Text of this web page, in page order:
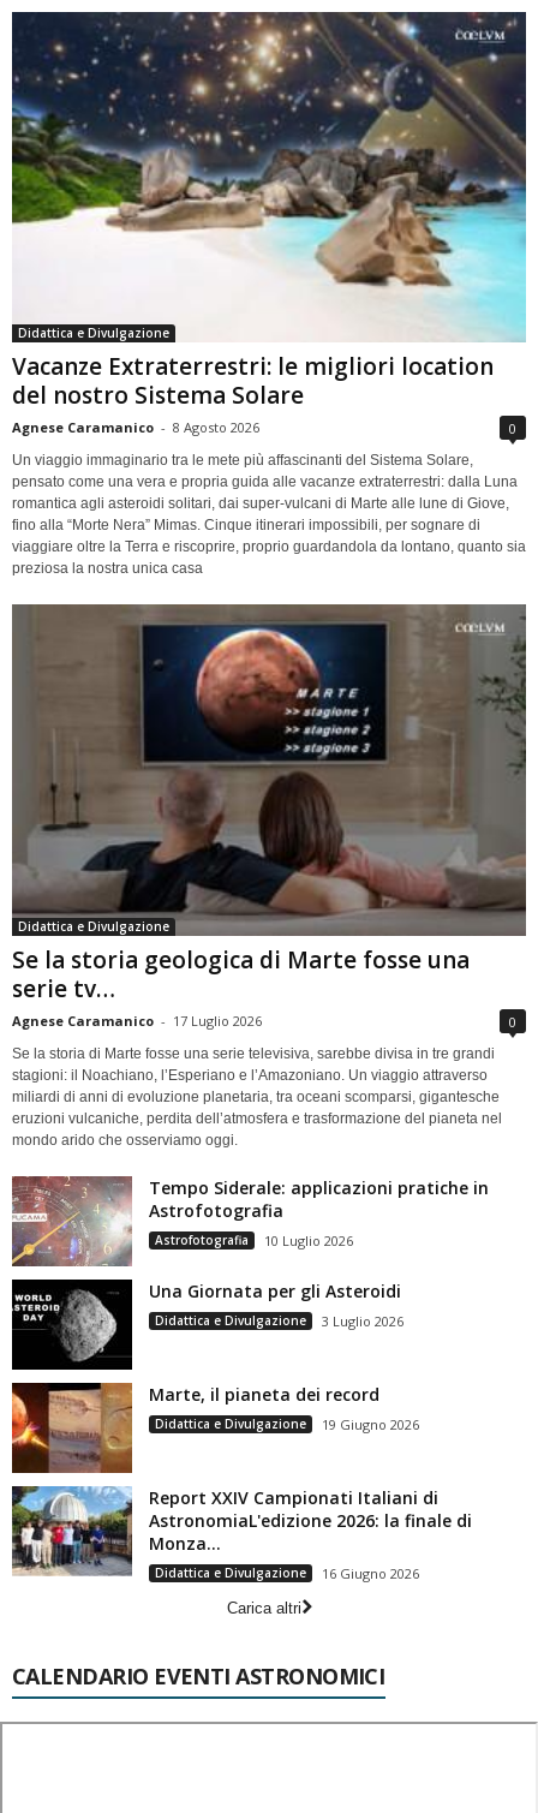
Didattica e Divulgazione
Vacanze Extraterrestri: le migliori location
del nostro Sistema Solare
Agnese Caramanico - 8 Agosto 2026 0
Un viaggio immaginario tra le mete più affascinanti del Sistema Solare,
pensato come una vera e propria guida alle vacanze extraterrestri: dalla Luna
romantica agli asteroidi solitari, dai super-vulcani di Marte alle lune di Giove,
fino alla “Morte Nera” Mimas. Cinque itinerari impossibili, per sognare di
viaggiare oltre la Terra e riscoprire, proprio guardandola da lontano, quanto sia
preziosa la nostra unica casa
Didattica e Divulgazione
Se la storia geologica di Marte fosse una
serie tv…
Agnese Caramanico - 17 Luglio 2026 0
Se la storia di Marte fosse una serie televisiva, sarebbe divisa in tre grandi
stagioni: il Noachiano, l’Esperiano e l’Amazoniano. Un viaggio attraverso
miliardi di anni di evoluzione planetaria, tra oceani scomparsi, gigantesche
eruzioni vulcaniche, perdita dell’atmosfera e trasformazione del pianeta nel
mondo arido che osserviamo oggi.
Tempo Siderale: applicazioni pratiche in
Astrofotografia
Astrofotografia 10 Luglio 2026
Una Giornata per gli Asteroidi
Didattica e Divulgazione 3 Luglio 2026
Marte, il pianeta dei record
Didattica e Divulgazione 19 Giugno 2026
Report XXIV Campionati Italiani di
AstronomiaL'edizione 2026: la finale di
Monza...
Didattica e Divulgazione
16 Giugno 2026
Carica altri
CALENDARIO EVENTI ASTRONOMICI